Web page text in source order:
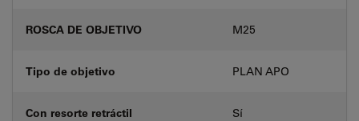
ROSCA DE OBJETIVO M25
Tipo de objetivo PLAN APO
Con resorte retráctil Sí